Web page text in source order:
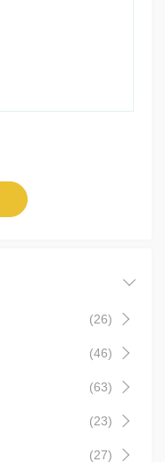
(26)
(46)
(63)
(23)
(27)